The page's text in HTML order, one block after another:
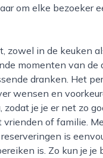
om elke bezoeker
momenten van de
dranken. Het
wensen en
je je er net zo
of familie.
is
is. Zo kun je je